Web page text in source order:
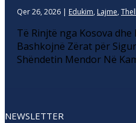
Qer 26, 2026 | Edukim, Lajme,
Të Rinjtë nga Kosova
Bashkojnë Zërat për
Shëndetin Mendor Në
NEWSLETTER